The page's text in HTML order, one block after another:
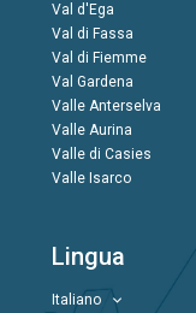
Val d'Ega
Val di Fassa
Val di Fiemme
Val Gardena
Valle Anterselva
Valle Aurina
Valle di Casies
Valle Isarco
Lingua
Italiano